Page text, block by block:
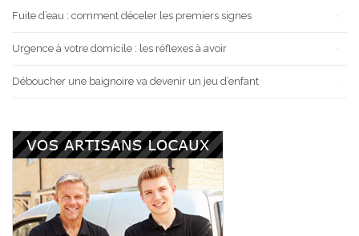
Fuite d’eau : comment déceler les premiers signes
Urgence à votre domicile : les réflexes à avoir
Déboucher une baignoire va devenir un jeu d’enfant